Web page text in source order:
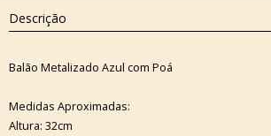
Descrição
Balão Metalizado Azul com Poá
Medidas Aproximadas:
Altura: 32cm